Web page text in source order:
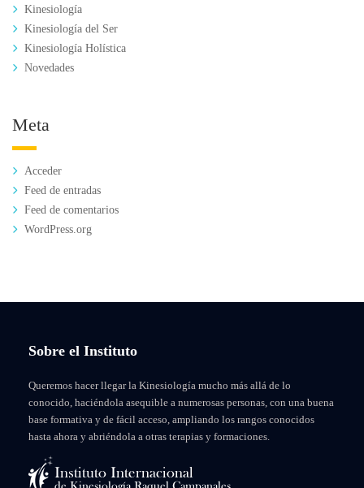
Kinesiología
Kinesiología del Ser
Kinesiología Holística
Novedades
Meta
Acceder
Feed de entradas
Feed de comentarios
WordPress.org
Sobre el Instituto
Queremos hacer llegar la Kinesiología mucho más allá de lo
conocido, haciéndola asequible a numerosas personas, con una buena
base formativa y de fácil acceso, ampliando los rangos conocidos
hasta ahora y abriéndola a otras terapias y formaciones.